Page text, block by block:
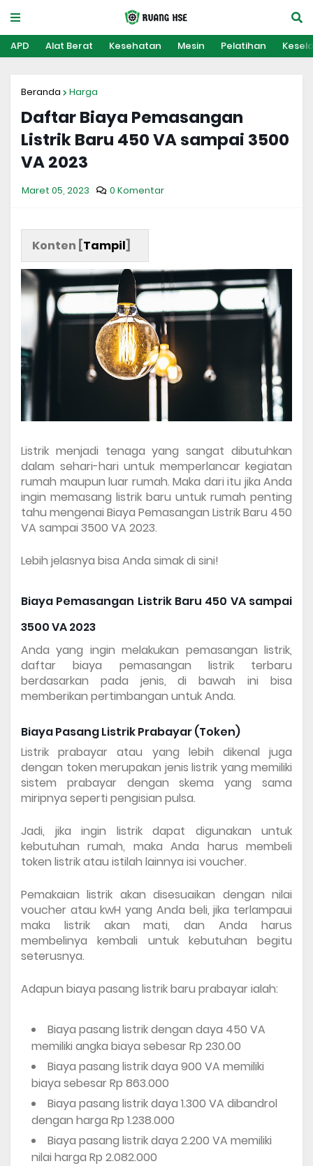
APD Alat Berat Kesehatan Mesin Pelatihan
Beranda Harga
Daftar Biaya Pemasangan
Listrik Baru 450 VA sampai 3500
VA 2023
Maret 05, 2023 0 Komentar
Konten [Tampil]
Listrik menjadi tenaga yang sangat dibutuhkan
dalam sehari-hari untuk memperlancar kegiatan
rumah maupun luar rumah. Maka dari itu jika Anda
ingin memasang listrik baru untuk rumah penting
tahu mengenai Biaya Pemasangan Listrik Baru 450
VA sampai 3500 VA 2023.
Lebih jelasnya bisa Anda simak di sini!
Biaya Pemasangan Listrik Baru 450 VA sampai
3500 VA 2023
Anda yang ingin melakukan pemasangan listrik,
daftar biaya pemasangan listrik terbaru
berdasarkan pada jenis, di bawah ini bisa
memberikan pertimbangan untuk Anda.
Biaya Pasang Listrik Prabayar (Token)
Listrik prabayar atau yang lebih dikenal juga
dengan token merupakan jenis listrik yang memiliki
sistem prabayar dengan skema yang sama
miripnya seperti pengisian pulsa.
Jadi, jika ingin listrik dapat digunakan untuk
kebutuhan rumah, maka Anda harus membeli
token listrik atau istilah lainnya isi voucher.
Pemakaian listrik akan disesuaikan dengan nilai
voucher atau kwH yang Anda beli, jika terlampaui
maka listrik akan mati, dan Anda harus
membelinya kembali untuk kebutuhan begitu
seterusnya.
Adapun biaya pasang listrik baru prabayar ialah:
Biaya pasang listrik dengan daya 450 VA
memiliki angka biaya sebesar Rp 230.00
Biaya pasang listrik daya 900 VA memiliki
biaya sebesar Rp 863.000
Biaya pasang listrik daya 1.300 VA dibandrol
dengan harga Rp 1.238.000
Biaya pasang listrik daya 2.200 VA memiliki
nilai harga Rp 2.082.000